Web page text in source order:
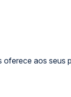
oferece aos